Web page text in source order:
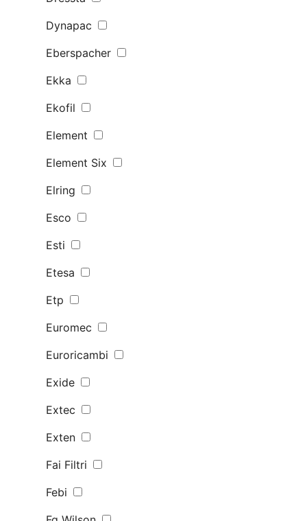
Dynapac
Eberspacher
Ekka
Ekofil
Element
Element Six
Elring
Esco
Esti
Etesa
Etp
Euromec
Euroricambi
Exide
Extec
Exten
Fai Filtri
Febi